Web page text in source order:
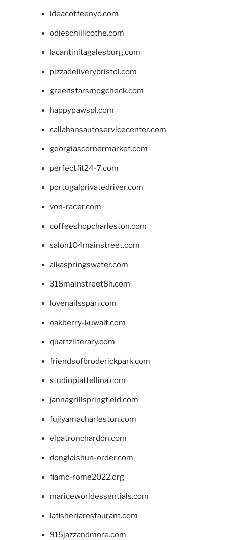
ideacoffeenyc.com
odieschillicothe.com
lacantinitagalesburg.com
pizzadeliverybristol.com
greenstarsmogcheck.com
happypawspl.com
callahansautoservicecenter.com
georgiascornermarket.com
perfectfit24-7.com
portugalprivatedriver.com
von-racer.com
coffeeshopcharleston.com
salon104mainstreet.com
alkaspringswater.com
318mainstreet8h.com
lovenailsspari.com
oakberry-kuwait.com
quartzliterary.com
friendsofbroderickpark.com
studiopiattellina.com
jannagrillspringfield.com
fujiyamacharleston.com
elpatronchardon.com
donglaishun-order.com
fiamc-rome2022.org
mariceworldessentials.com
lafisheriarestaurant.com
915jazzandmore.com